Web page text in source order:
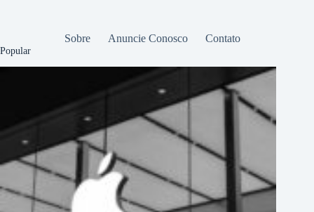
Sobre Anuncie Conosco Contato
Popular